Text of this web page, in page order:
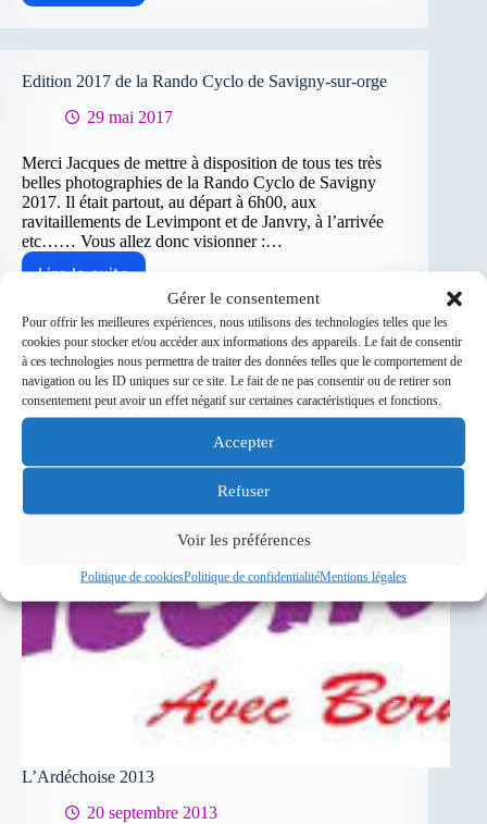
Gérer le consentement
Pour offrir les meilleures expériences, nous utilisons des technologies telles que les
cookies pour stocker et/ou accéder aux informations des appareils. Le fait de consentir
à ces technologies nous permettra de traiter des données telles que le comportement de
navigation ou les ID uniques sur ce site. Le fait de ne pas consentir ou de retirer son
consentement peut avoir un effet négatif sur certaines caractéristiques et fonctions.
Accepter
Refuser
Voir les préférences
Politique de cookiesPolitique de confidentialitéMentions légales
sur
EDGE
Edition 2017 de la Rando Cyclo de Savigny-sur-orge
29 mai 2017
Merci Jacques de mettre à disposition de tous tes très
belles photographies de la Rando Cyclo de Savigny
2017. Il était partout, au départ à 6h00, aux
ravitaillements de Levimpont et de Janvry, à l’arrivée
etc…… Vous allez donc visionner :…
Lire la suite
de
la
Rando
Cyclo
de
orge
L’Ardéchoise 2013
20 septembre 2013